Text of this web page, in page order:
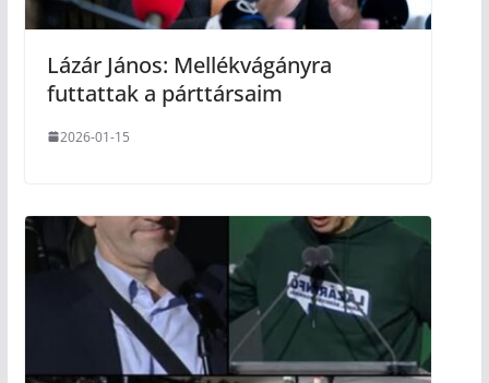
Lázár János: Mellékvágányra
futtattak a párttársaim
2026-01-15